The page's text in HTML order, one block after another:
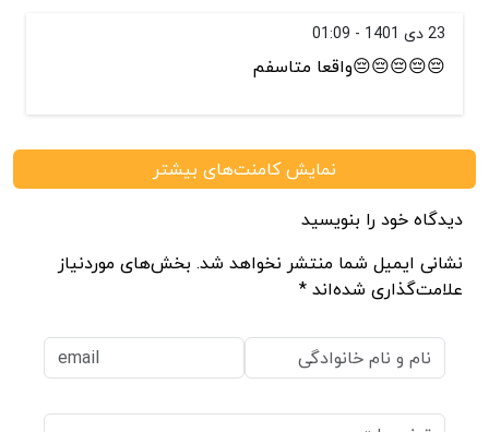
23 دی 1401 - 01:09
😔😔😔😔😔واقعا متاسفم
نمایش کامنت‌های بیشتر
دیدگاه خود را بنویسید
نشانی ایمیل شما منتشر نخواهد شد. بخش‌های موردنیاز
علامت‌گذاری شده‌اند *